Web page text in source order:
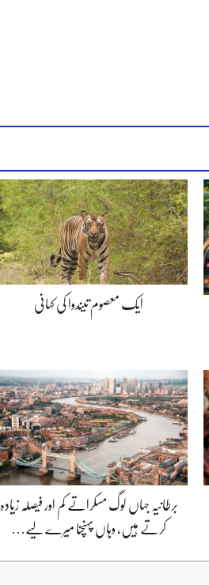
ایک معصوم تیندوا کی کہانی
برطانیہ جہاں لوگ مسکراتے کم اور فیصلہ زیادہ
کرتے ہیں، وہاں پہنچنا میرے لیے…